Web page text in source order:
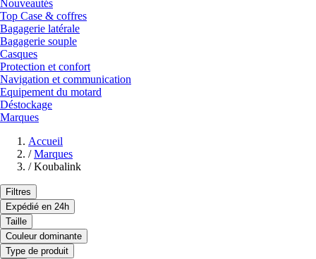
Nouveautés
Top Case & coffres
Bagagerie latérale
Bagagerie souple
Casques
Protection et confort
Navigation et communication
Equipement du motard
Déstockage
Marques
Accueil
/ Marques
/ Koubalink
Filtres
Expédié en 24h
Taille
Couleur dominante
Type de produit